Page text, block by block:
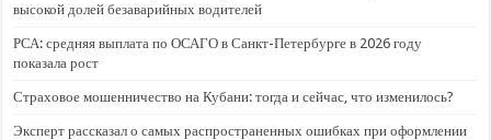
высокой долей безаварийных водителей
РСА: средняя выплата по ОСАГО в Санкт-Петербурге в 2026 году
показала рост
Страховое мошенничество на Кубани: тогда и сейчас, что изменилось?
Эксперт рассказал о самых распространенных ошибках при оформлении